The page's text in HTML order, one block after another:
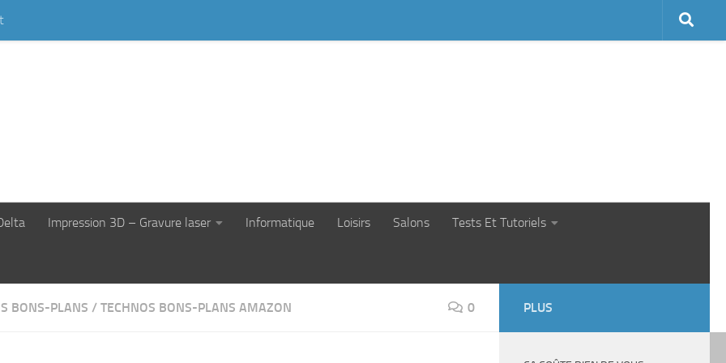
Impression 3D – Gravure laser Informatique Loisirs Salons Tests Et Tutoriels
BONS-PLANS / TECHNOS BONS-PLANS AMAZON 0 PLUS